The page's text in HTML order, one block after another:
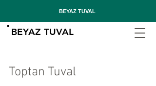
BEYAZ TUVAL
BEYAZ TUVAL
Toptan Tuval